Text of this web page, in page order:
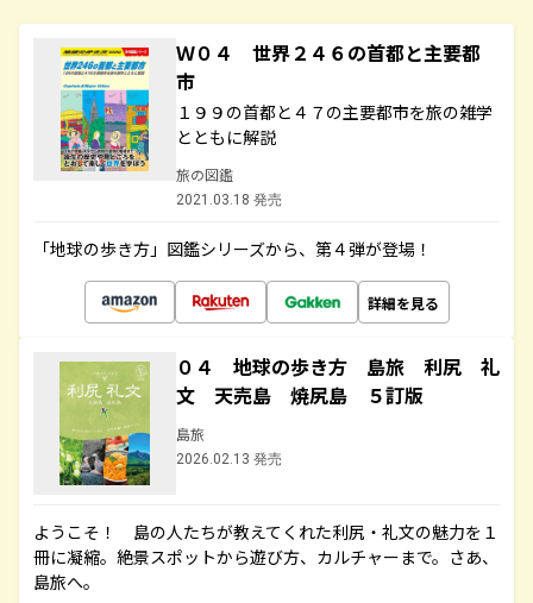
Ｗ０４ 世界２４６の首都と主要都
市
１９９の首都と４７の主要都市を旅の雑学
とともに解説
旅の図鑑
2021.03.18 発売
「地球の歩き方」図鑑シリーズから、第４弾が登場！
詳細を見る
０４ 地球の歩き方 島旅 利尻 礼
文 天売島 焼尻島 ５訂版
島旅
2026.02.13 発売
ようこそ！ 島の人たちが教えてくれた利尻・礼文の魅力を１
冊に凝縮。絶景スポットから遊び方、カルチャーまで。さあ、
島旅へ。